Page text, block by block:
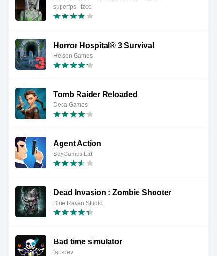
superfps - fzco
Horror Hospital® 3 Survival
Heisen Games
Tomb Raider Reloaded
Deca Games
Agent Action
SayGames Ltd
Dead Invasion : Zombie Shooter
Blue Raven Studio
Bad time simulator
fari-dev